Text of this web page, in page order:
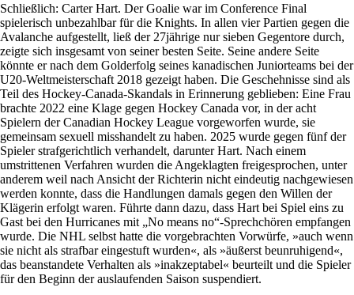
Schließlich: Carter Hart. Der Goalie war im Conference Final
spielerisch unbezahlbar für die Knights. In allen vier Partien gegen die
Avalanche aufgestellt, ließ der 27jährige nur sieben Gegentore durch,
zeigte sich insgesamt von seiner besten Seite. Seine andere Seite
könnte er nach dem Golderfolg seines kanadischen Juniorteams bei der
U20-Weltmeisterschaft 2018 gezeigt haben. Die Geschehnisse sind als
Teil des Hockey-Canada-Skandals in Erinnerung geblieben: Eine Frau
brachte 2022 eine Klage gegen Hockey Canada vor, in der acht
Spielern der Canadian Hockey League vorgeworfen wurde, sie
gemeinsam sexuell misshandelt zu haben. 2025 wurde gegen fünf der
Spieler strafgerichtlich verhandelt, darunter Hart. Nach einem
umstrittenen Verfahren wurden die Angeklagten freigesprochen, unter
anderem weil nach Ansicht der Richterin nicht eindeutig nachgewiesen
werden konnte, dass die Handlungen damals gegen den Willen der
Klägerin erfolgt waren. Führte dann dazu, dass Hart bei Spiel eins zu
Gast bei den Hurricanes mit „No means no“-Sprechchören empfangen
wurde. Die NHL selbst hatte die vorgebrachten Vorwürfe, »auch wenn
sie nicht als strafbar eingestuft wurden«, als »äußerst beunruhigend«,
das beanstandete Verhalten als »inakzeptabel« beurteilt und die Spieler
für den Beginn der auslaufenden Saison suspendiert.